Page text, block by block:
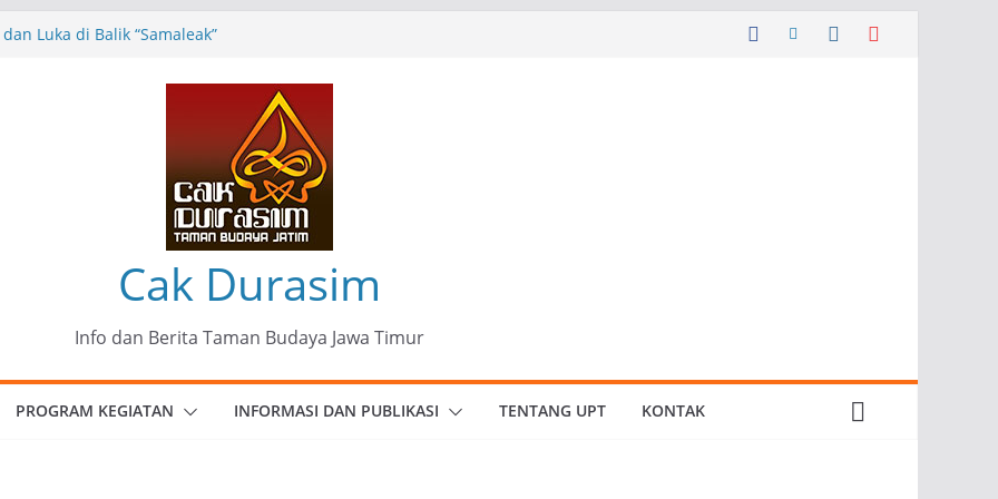
Luka di Balik “Samaleak”
Ungkapan Kritis Tentang Derita
Komunitas Patria Seni Rupa Kota Blitar :
Menjadi Mantra Perlawanan
Cak Durasim
Info dan Berita Taman Budaya Jawa Timur
PROGRAM KEGIATAN INFORMASI DAN PUBLIKASI TENTANG UPT KONTAK